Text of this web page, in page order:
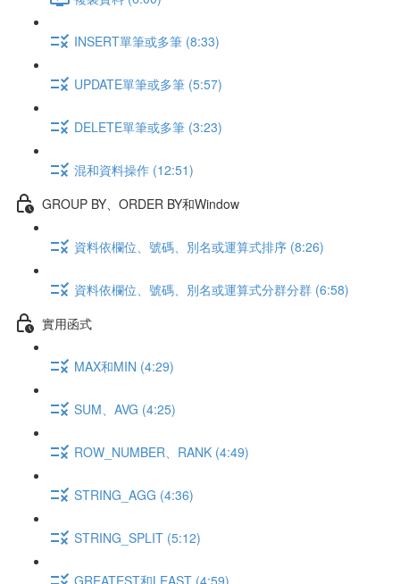
INSERT單筆或多筆 (8:33)
UPDATE單筆或多筆 (5:57)
DELETE單筆或多筆 (3:23)
混和資料操作 (12:51)
GROUP BY、ORDER BY和Window
資料依欄位、號碼、別名或運算式排序 (8:26)
資料依欄位、號碼、別名或運算式分群分群 (6:58)
實用函式
MAX和MIN (4:29)
SUM、AVG (4:25)
ROW_NUMBER、RANK (4:49)
STRING_AGG (4:36)
STRING_SPLIT (5:12)
GREATEST和LEAST (4:59)